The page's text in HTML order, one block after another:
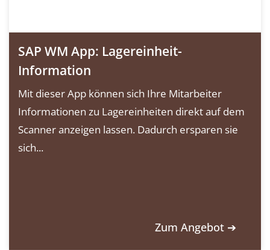
SAP WM App: Lagereinheit-
Information
Mit dieser App können sich Ihre Mitarbeiter
Informationen zu Lagereinheiten direkt auf dem
Scanner anzeigen lassen. Dadurch ersparen sie
sich...
Zum Angebot ➔